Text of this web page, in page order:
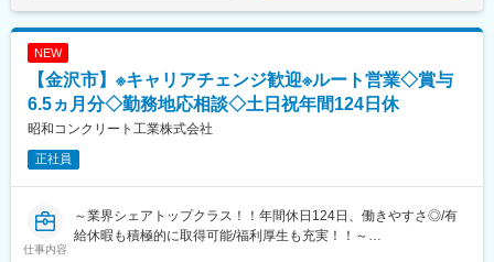
切にしながら働けます。
・また自分でスケジュールを決めて動くため、有給取得もしやす
い環境です！
■キャリアパス
総務・人事の経験を積みながら、将来的には管理職として期待し
■企業の特徴
■働き方の特徴：
エリア：勤務地を中心としたエリアとなります。地方ごとに支店
を設けているためエリアを超えての出張はあまりありません。
■当社の特徴:
＼安心して長く働ける環境／
含めた表記です。
NEW
【金沢市】※キャリアチェンジ歓迎※ルート営業◇賞与
6.5ヵ月分◇勤務地応相談◇土日祝年間124日休
昭和コンクリート工業株式会社
正社員
仕事内容
～業界シェアトップクラス！！年間休日124日、働きやすさ◎/有
給休暇も積極的に取得可能/福利厚生も充実！！～